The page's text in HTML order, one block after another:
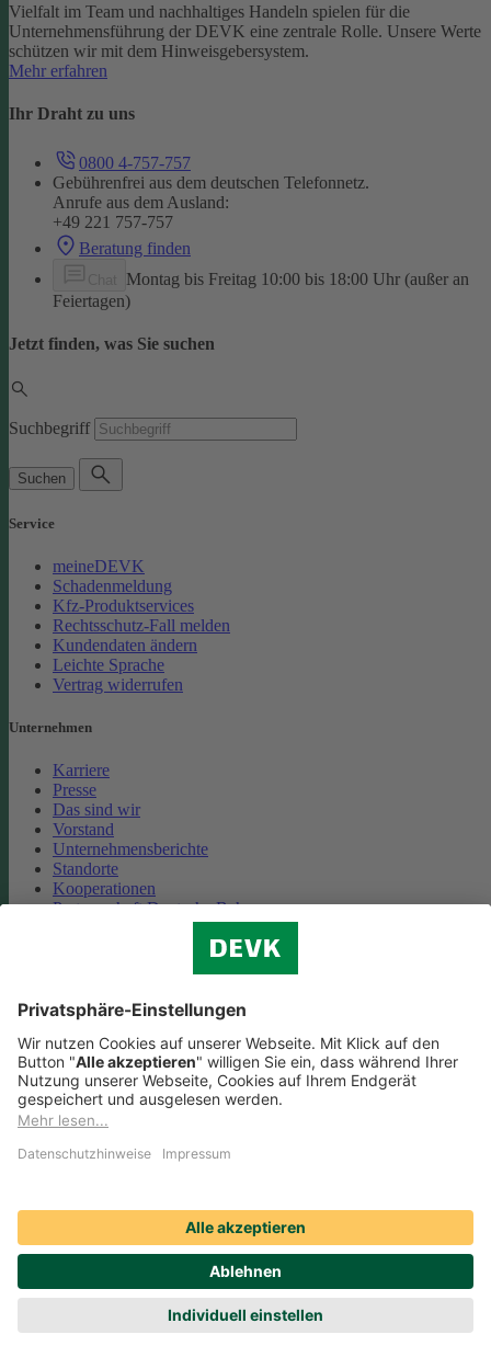
Vielfalt im Team und nachhaltiges Handeln spielen für die
Unternehmensführung der DEVK eine zentrale Rolle. Unsere Werte
schützen wir mit dem Hinweisgebersystem.
Mehr erfahren
Ihr Draht zu uns
0800 4-757-757
Gebührenfrei aus dem deutschen Telefonnetz.
Anrufe aus dem Ausland:
+49 221 757-757
Beratung finden
Montag bis Freitag 10:00 bis 18:00 Uhr (außer an
Feiertagen)
Jetzt finden, was Sie suchen
Suchbegriff
Suchen
Service
meineDEVK
Schadenmeldung
Kfz-Produktservices
Rechtsschutz-Fall melden
Kundendaten ändern
Leichte Sprache
Vertrag widerrufen
Unternehmen
Karriere
Presse
Das sind wir
Vorstand
Unternehmensberichte
Standorte
Kooperationen
Partnerschaft Deutsche Bahn
Cookie-Einstellungen
Datenschutz
Impressum
Streitbeilegung
Nutzungshinweise
Compliance
Social Media Icons sowie Verlinkungen, die mit
sind, führen auf externe Seiten. Die DEVK ist für die dortigen
Nutzungsbedingungen und Datenschutzbestimmungen nicht
verantwortlich. Mehr dazu erfahren Sie unter